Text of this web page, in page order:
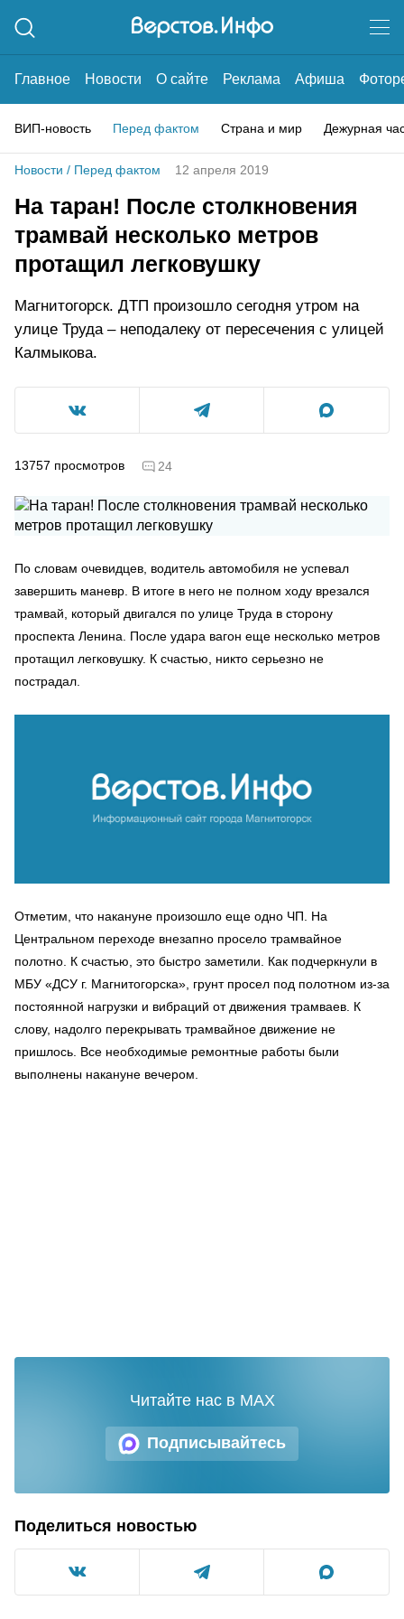
Главное Новости О сайте Реклама Афиша
ВИП-новость Перед фактом Страна и мир Дежурная
Новости / Перед фактом 12 апреля 2019
На таран! После столкновения
трамвай несколько метров
протащил легковушку
Магнитогорск. ДТП произошло сегодня утром на
улице Труда – неподалеку от пересечения с улицей
Калмыкова.
13757 просмотров 24
По словам очевидцев, водитель автомобиля не успевал
завершить маневр. В итоге в него не полном ходу врезался
трамвай, который двигался по улице Труда в сторону
проспекта Ленина. После удара вагон еще несколько метров
протащил легковушку. К счастью, никто серьезно не
пострадал.
Отметим, что накануне произошло еще одно ЧП. На
Центральном переходе внезапно просело трамвайное
полотно. К счастью, это быстро заметили. Как подчеркнули в
МБУ «ДСУ г. Магнитогорска», грунт просел под полотном из-за
постоянной нагрузки и вибраций от движения трамваев. К
слову, надолго перекрывать трамвайное движение не
пришлось. Все необходимые ремонтные работы были
выполнены накануне вечером.
Подписывайтесь
Читайте нас в MAX
Поделиться новостью